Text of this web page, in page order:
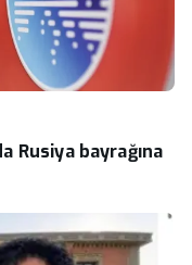
Rusiya bayrağına